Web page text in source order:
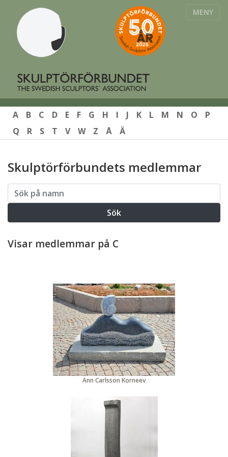
MENY
A B C D E F G H I J K L M N O
P
Q
R S T V W Z Å Ä
Skulptörförbundets medlemmar
Visar medlemmar på C
Ann Carlsson Korneev